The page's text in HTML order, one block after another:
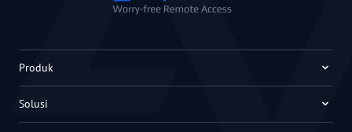
Produk
Solusi